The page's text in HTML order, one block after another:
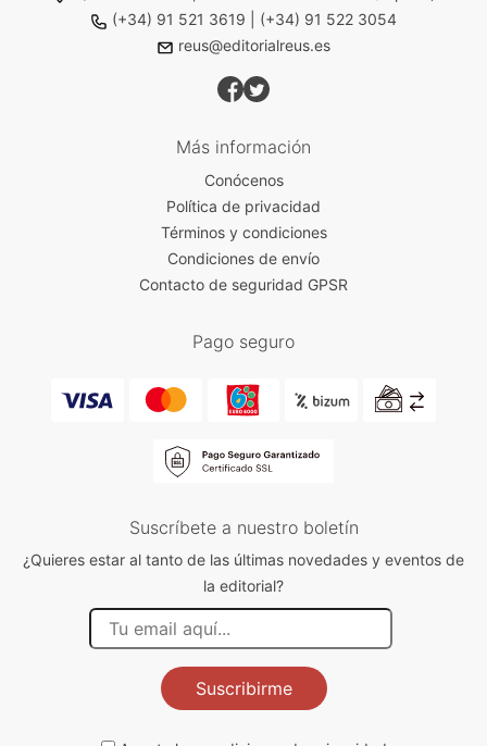
(+34) 91 521 3619
(+34) 91 522 3054
reus@editorialreus.es
Más información
Conócenos
Política de privacidad
Términos y condiciones
Condiciones de envío
Contacto de seguridad GPSR
Pago seguro
Suscríbete a nuestro boletín
¿Quieres estar al tanto de las últimas novedades y eventos de
la editorial?
Suscribirme